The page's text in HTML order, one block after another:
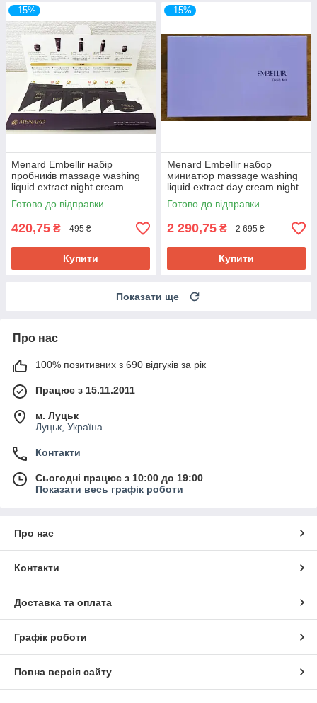
–15%
Menard Embellir набір
пробників massage washing
liquid extract night cream
Готово до відправки
420,75 ₴ 495 ₴
Купити
–15%
Menard Embellir набор
миниатюр massage washing
liquid extract day cream night
cream
Готово до відправки
2 290,75 ₴ 2 695 ₴
Купити
Показати ще
Про нас
100% позитивних з 690 відгуків за рік
Працює з 15.11.2011
м. Луцьк
Луцьк, Україна
Контакти
Сьогодні працює з 10:00 до 19:00
Показати весь графік роботи
Про нас
Контакти
Доставка та оплата
Графік роботи
Повна версія сайту